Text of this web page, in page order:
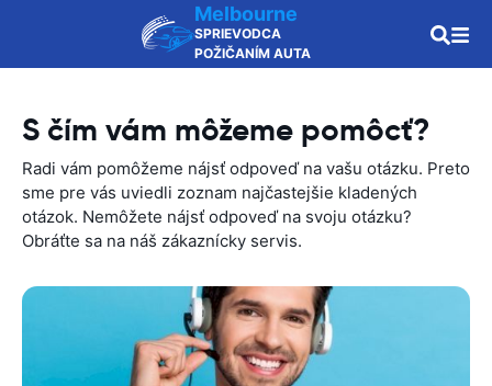
Melbourne
SPRIEVODCA
POŽIČANÍM AUTA
S čím vám môžeme pomôcť?
Radi vám pomôžeme nájsť odpoveď na vašu otázku. Preto
sme pre vás uviedli zoznam najčastejšie kladených
otázok. Nemôžete nájsť odpoveď na svoju otázku?
Obráťte sa na náš zákaznícky servis.